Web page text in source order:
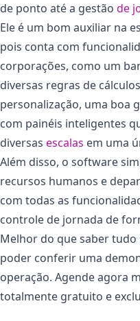
de ponto até a gestão de
Ele é um bom auxiliar na
pois conta com
corporações, como um
diversas regras de
personalização, uma boa
com painéis inteligentes
diversas escalas em uma
Além disso, o software
recursos humanos e
com todas as
controle de jornada de
Melhor do que saber
poder conferir uma
operação. Agende agora
totalmente gratuito e